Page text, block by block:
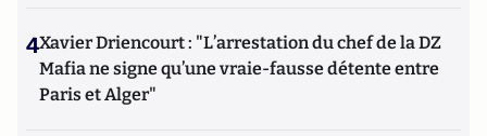
4Xavier Driencourt : "L’arrestation du chef de la DZ
Mafia ne signe qu’une vraie-fausse détente entre
Paris et Alger"